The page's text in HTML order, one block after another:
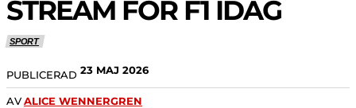
STREAM FÖR F1 IDAG
SPORT
PUBLICERAD 23 MAJ 2026
AVALICE WENNERGREN